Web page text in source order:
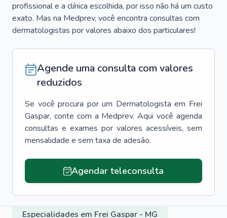
profissional e a clínica escolhida, por isso não há um custo
exato. Mas na Medprev, você encontra consultas com
dermatologistas por valores abaixo dos particulares!
Agende uma consulta com valores
reduzidos
Se você procura por um Dermatologista em Frei
Gaspar, conte com a Medprev. Aqui você agenda
consultas e exames por valores acessíveis, sem
mensalidade e sem taxa de adesão.
Agendar teleconsulta
Especialidades em Frei Gaspar - MG